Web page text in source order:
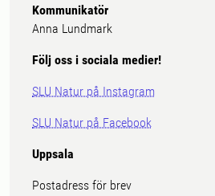
Kommunikatör
Anna Lundmark
Följ oss i sociala medier!
SLU Natur på Instagram
SLU Natur på Facebook
Uppsala
Postadress för brev